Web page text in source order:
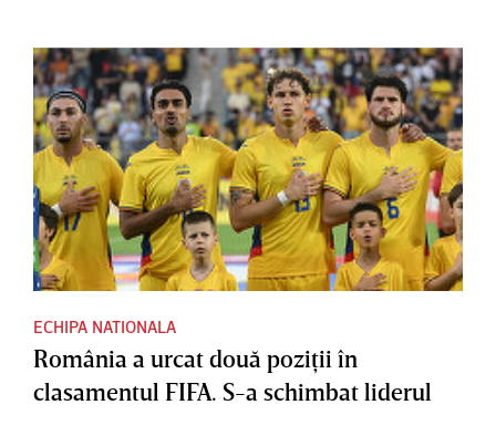
ECHIPA NATIONALA
România a urcat două poziţii în
clasamentul FIFA. S-a schimbat liderul